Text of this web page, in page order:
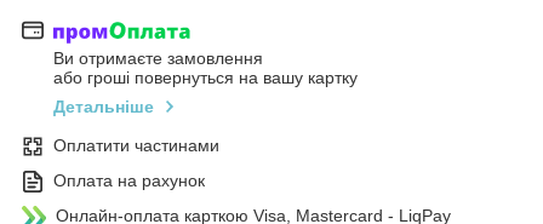
Ви отримаєте замовлення
або гроші повернуться на вашу картку
Детальніше
Оплатити частинами
Оплата на рахунок
Онлайн-оплата карткою Visa, Mastercard - LiqPay